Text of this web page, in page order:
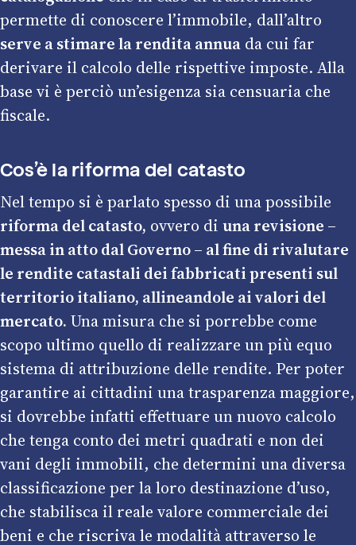
permette di conoscere l’immobile, dall’altro
serve a stimare la rendita annua da cui far
derivare il calcolo delle rispettive imposte. Alla
base vi è perciò un’esigenza sia censuaria che
fiscale.
Cos’è la riforma del catasto
Nel tempo si è parlato spesso di una possibile
riforma del catasto, ovvero di una revisione –
messa in atto dal Governo – al fine di rivalutare
le rendite catastali dei fabbricati presenti sul
territorio italiano, allineandole ai valori del
mercato. Una misura che si porrebbe come
scopo ultimo quello di realizzare un più equo
sistema di attribuzione delle rendite. Per poter
garantire ai cittadini una trasparenza maggiore,
si dovrebbe infatti effettuare un nuovo calcolo
che tenga conto dei metri quadrati e non dei
vani degli immobili, che determini una diversa
classificazione per la loro destinazione d’uso,
che stabilisca il reale valore commerciale dei
beni e che riscriva le modalità attraverso le